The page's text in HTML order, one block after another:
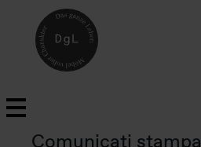
Comunicati stampa